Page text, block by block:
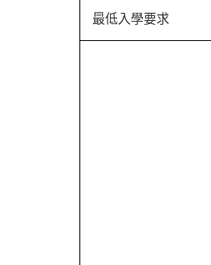
最低入學要求